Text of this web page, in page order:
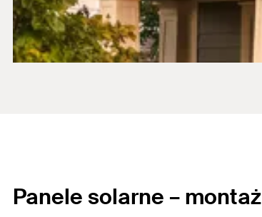
Panele solarne – montaż